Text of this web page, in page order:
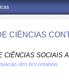
CIÊNCIAS
CIÊNCIAS SOCIAIS
contabeis